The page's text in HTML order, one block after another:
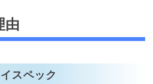
由
スペック